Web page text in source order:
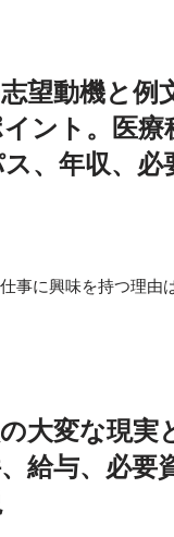
望動機と例
ント。医療
、年収、必
事に興味を持つ理由
大変な現実
給与、必要